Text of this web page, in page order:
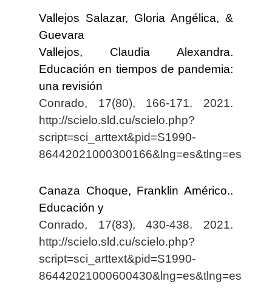
Vallejos Salazar, Gloria Angélica, &
Guevara
Vallejos, Claudia Alexandra.
Educación en tiempos de pandemia:
una revisión
Conrado, 17(80), 166-171. 2021.
http://scielo.sld.cu/scielo.php?
script=sci_arttext&pid=S1990-
86442021000300166&lng=es&tlng=es
Canaza Choque, Franklin Américo..
Educación y
Conrado, 17(83), 430-438. 2021.
http://scielo.sld.cu/scielo.php?
script=sci_arttext&pid=S1990-
86442021000600430&lng=es&tlng=es